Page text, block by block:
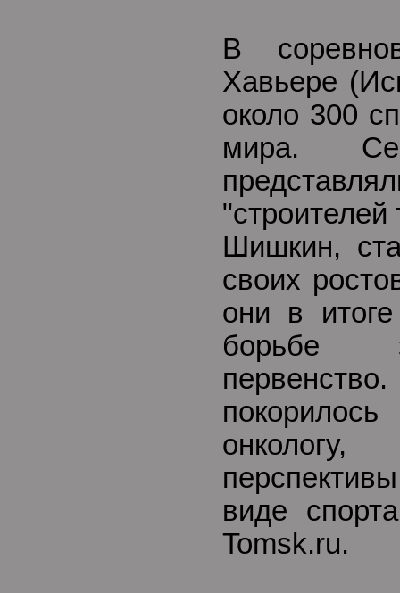
В
Хавьере
около 300
мира.
Шишкин,
своих
они в
борьбе
виде
Tomsk.ru.